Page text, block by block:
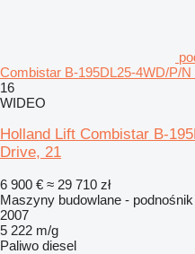
Combistar B-195DL25-4WD/P/
16
WIDEO
Holland Lift Combistar B-
Drive, 21
6 900 € ≈ 29 710 zł
Maszyny budowlane -
2007
5 222 m/g
Paliwo diesel